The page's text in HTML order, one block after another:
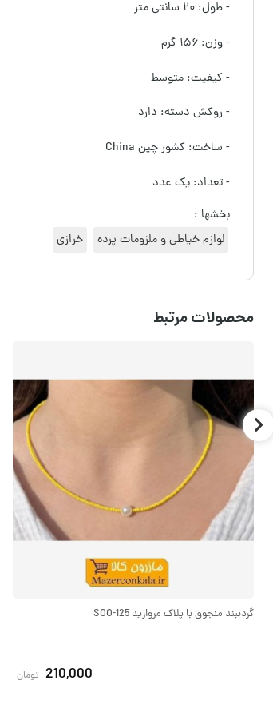
- طول: ۲۰ سانتی متر
- وزن: ۱۵۶ گرم
- کیفیت: متوسط
- روکش دسته: دارد
- ساخت: کشور چین China
- تعداد: یک عدد
بخشها :
لوازم خیاطی و ملزومات پرده
خرازی
محصولات مرتبط
گردنبند منجوق با پلاک مروارید SOO-125
210,000 تومان